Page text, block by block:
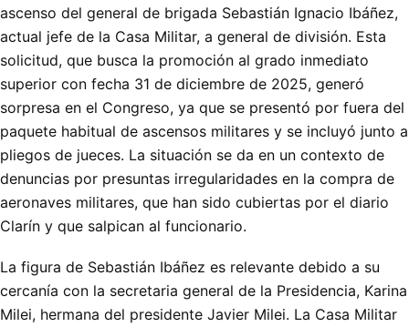
ascenso del general de brigada Sebastián Ignacio Ibáñez,
actual jefe de la Casa Militar, a general de división. Esta
solicitud, que busca la promoción al grado inmediato
superior con fecha 31 de diciembre de 2025, generó
sorpresa en el Congreso, ya que se presentó por fuera del
paquete habitual de ascensos militares y se incluyó junto a
pliegos de jueces. La situación se da en un contexto de
denuncias por presuntas irregularidades en la compra de
aeronaves militares, que han sido cubiertas por el diario
Clarín y que salpican al funcionario.
La figura de Sebastián Ibáñez es relevante debido a su
cercanía con la secretaria general de la Presidencia, Karina
Milei, hermana del presidente Javier Milei. La Casa Militar